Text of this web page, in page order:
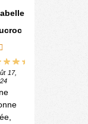
17,